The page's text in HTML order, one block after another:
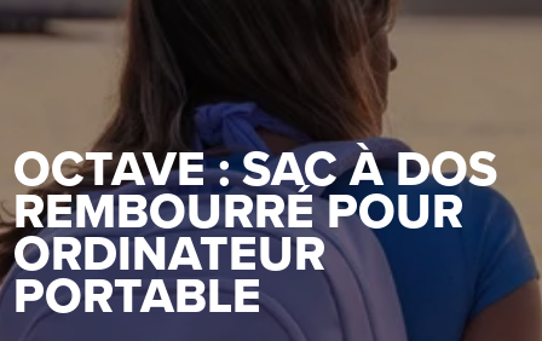
OCTAVE : SAC À DOS
REMBOURRÉ POUR
ORDINATEUR
PORTABLE